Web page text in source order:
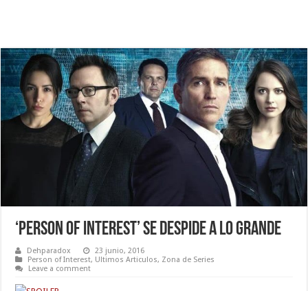
‘Person of Interest’ se despide a lo grande
Dehparadox
23 junio, 2016
Person of Interest, Ultimos Articulos, Zona de Series
Leave a comment